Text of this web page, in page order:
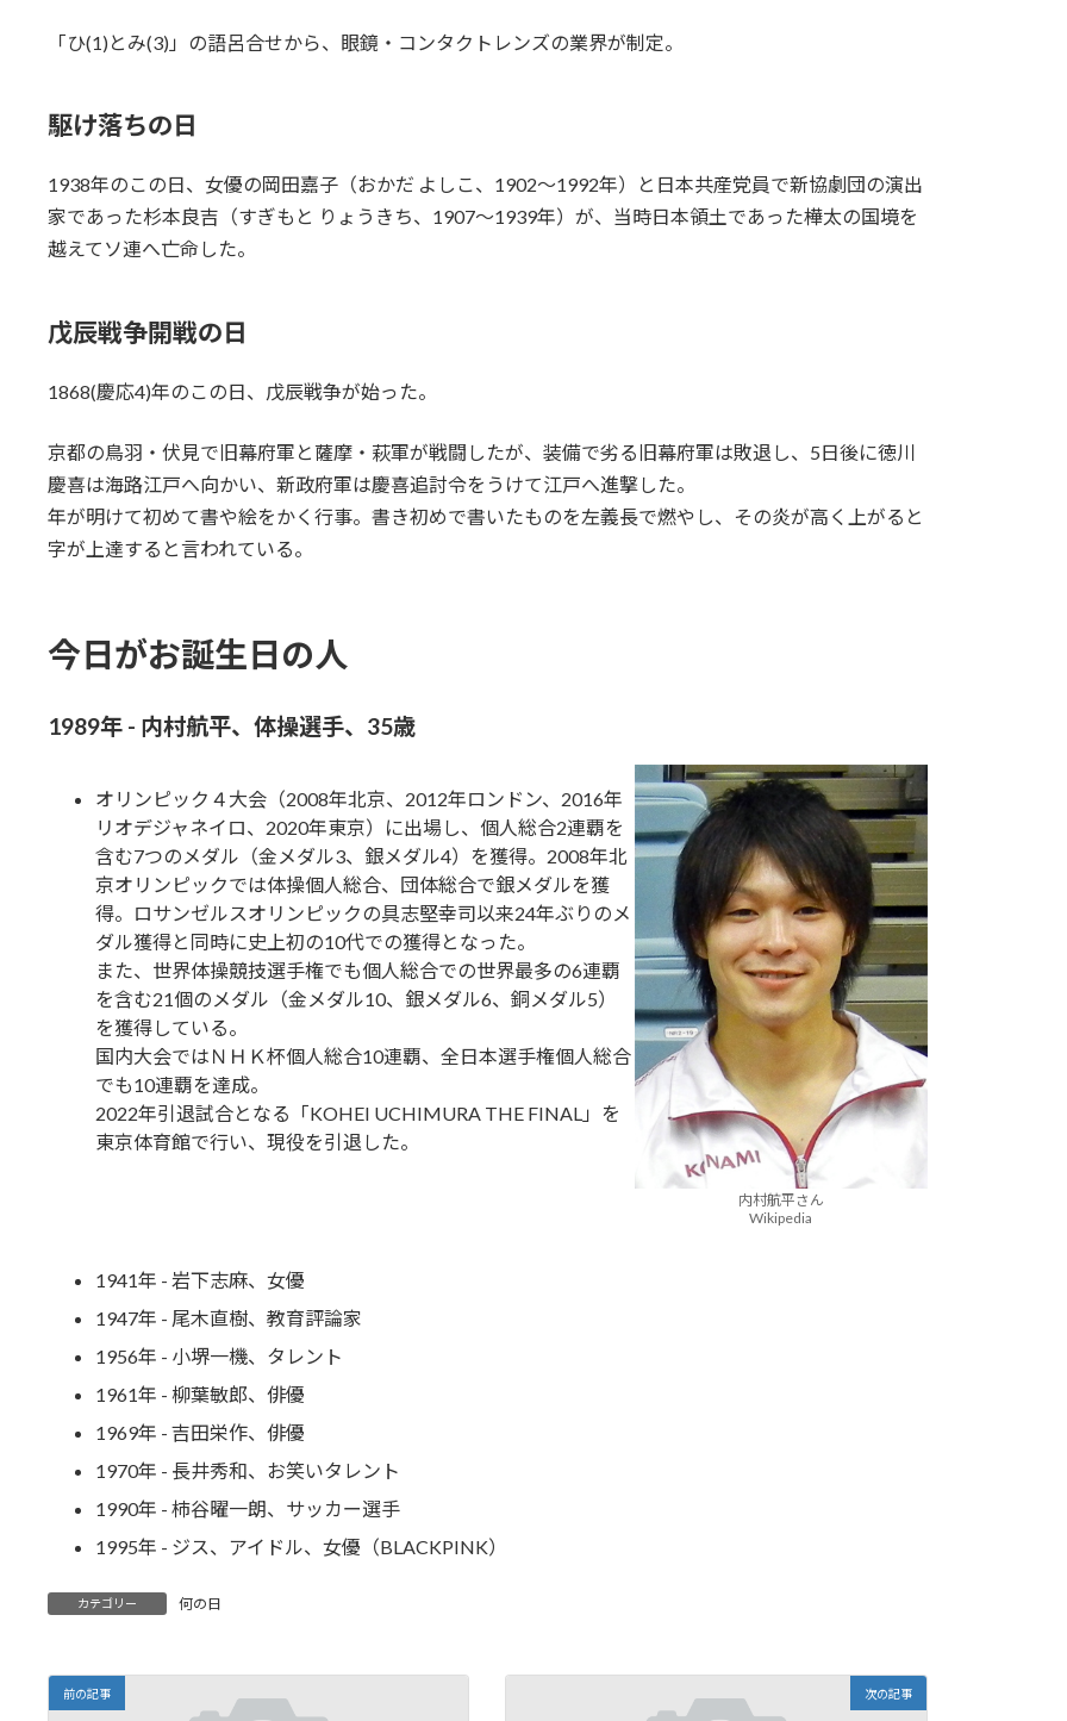
「ひ(1)とみ(3)」の語呂合せから、眼鏡・コンタクトレンズの業界が制定。
駆け落ちの日
1938年のこの日、女優の岡田嘉子（おかだ よしこ、1902～1992年）と日本共産党員で新協劇団の演出
家であった杉本良吉（すぎもと りょうきち、1907～1939年）が、当時日本領土であった樺太の国境を
越えてソ連へ亡命した。
戊辰戦争開戦の日
1868(慶応4)年のこの日、戊辰戦争が始った。
京都の鳥羽・伏見で旧幕府軍と薩摩・萩軍が戦闘したが、装備で劣る旧幕府軍は敗退し、5日後に徳川
慶喜は海路江戸へ向かい、新政府軍は慶喜追討令をうけて江戸へ進撃した。
年が明けて初めて書や絵をかく行事。書き初めで書いたものを左義長で燃やし、その炎が高く上がると
字が上達すると言われている。
今日がお誕生日の人
1989年 - 内村航平、体操選手、35歳
オリンピック４大会（2008年北京、2012年ロンドン、2016年
リオデジャネイロ、2020年東京）に出場し、個人総合2連覇を
含む7つのメダル（金メダル3、銀メダル4）を獲得。2008年北
京オリンピックでは体操個人総合、団体総合で銀メダルを獲
得。ロサンゼルスオリンピックの具志堅幸司以来24年ぶりのメ
ダル獲得と同時に史上初の10代での獲得となった。
また、世界体操競技選手権でも個人総合での世界最多の6連覇
を含む21個のメダル（金メダル10、銀メダル6、銅メダル5）
を獲得している。
国内大会ではＮＨＫ杯個人総合10連覇、全日本選手権個人総合
でも10連覇を達成。
2022年引退試合となる「KOHEI UCHIMURA THE FINAL」を
東京体育館で行い、現役を引退した。
内村航平さん
Wikipedia
1941年 - 岩下志麻、女優
1947年 - 尾木直樹、教育評論家
1956年 - 小堺一機、タレント
1961年 - 柳葉敏郎、俳優
1969年 - 吉田栄作、俳優
1970年 - 長井秀和、お笑いタレント
1990年 - 柿谷曜一朗、サッカー選手
1995年 - ジス、アイドル、女優（BLACKPINK）
カテゴリー 何の日
前の記事 次の記事